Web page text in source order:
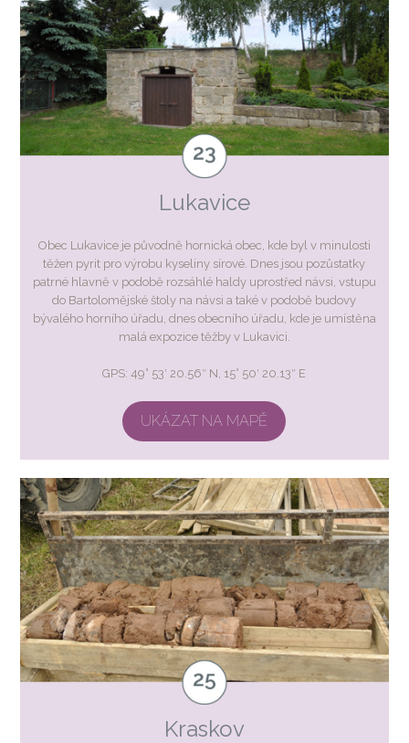
Lukavice
Obec Lukavice je původně hornická obec, kde byl v minulosti
těžen pyrit pro výrobu kyseliny sírové. Dnes jsou pozůstatky
patrné hlavně v podobě rozsáhlé haldy uprostřed návsi, vstupu
do Bartolomějské štoly na návsi a také v podobě budovy
bývalého horního úřadu, dnes obecního úřadu, kde je umístěna
malá expozice těžby v Lukavici.
GPS: 49° 53′ 20.56″ N, 15° 50′ 20.13″ E
UKÁZAT NA MAPĚ
Kraskov